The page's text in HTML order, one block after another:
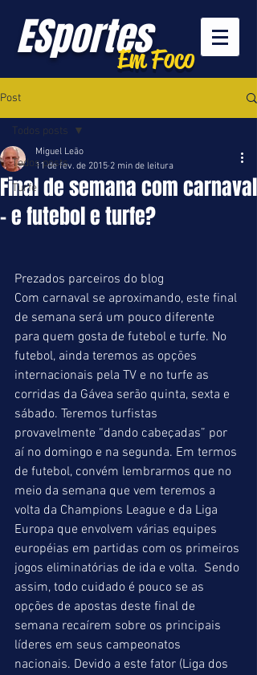
ESportesEm Foco
Post
Todos posts
Turfe
Todos posts
Final de semana com carnaval
- e futebol e turfe?
Miguel Leão
11 de fev. de 2015 2 min de leitura
Prezados parceiros do blog
Com carnaval se aproximando, este final
de semana será um pouco diferente
para quem gosta de futebol e turfe. No
futebol, ainda teremos as opções
internacionais pela TV e no turfe as
corridas da Gávea serão quinta, sexta e
sábado. Teremos turfistas
provavelmente “dando cabeçadas” por
aí no domingo e na segunda. Em termos
de futebol, convém lembrarmos que no
meio da semana que vem teremos a
volta da Champions League e da Liga
Europa que envolvem várias equipes
européias em partidas com os primeiros
jogos eliminatórias de ida e volta.  Sendo
assim, todo cuidado é pouco se as
opções de apostas deste final de
semana recaírem sobre os principais
líderes em seus campeonatos
nacionais. Devido a este fator (Liga dos